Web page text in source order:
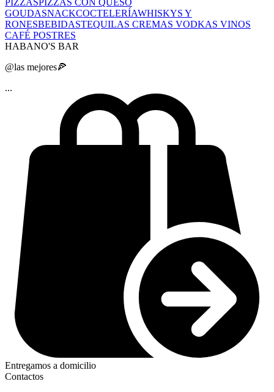
PIZZASPIZZAS CON QUESO
GOUDASNACKCOCTELERÍAWHISKYS Y
RONESBEBIDASTEQUILAS CREMAS VODKAS VINOS
CAFÉ POSTRES
HABANO'S BAR
@las mejores🍕
...
Entregamos a domicilio
Contactos